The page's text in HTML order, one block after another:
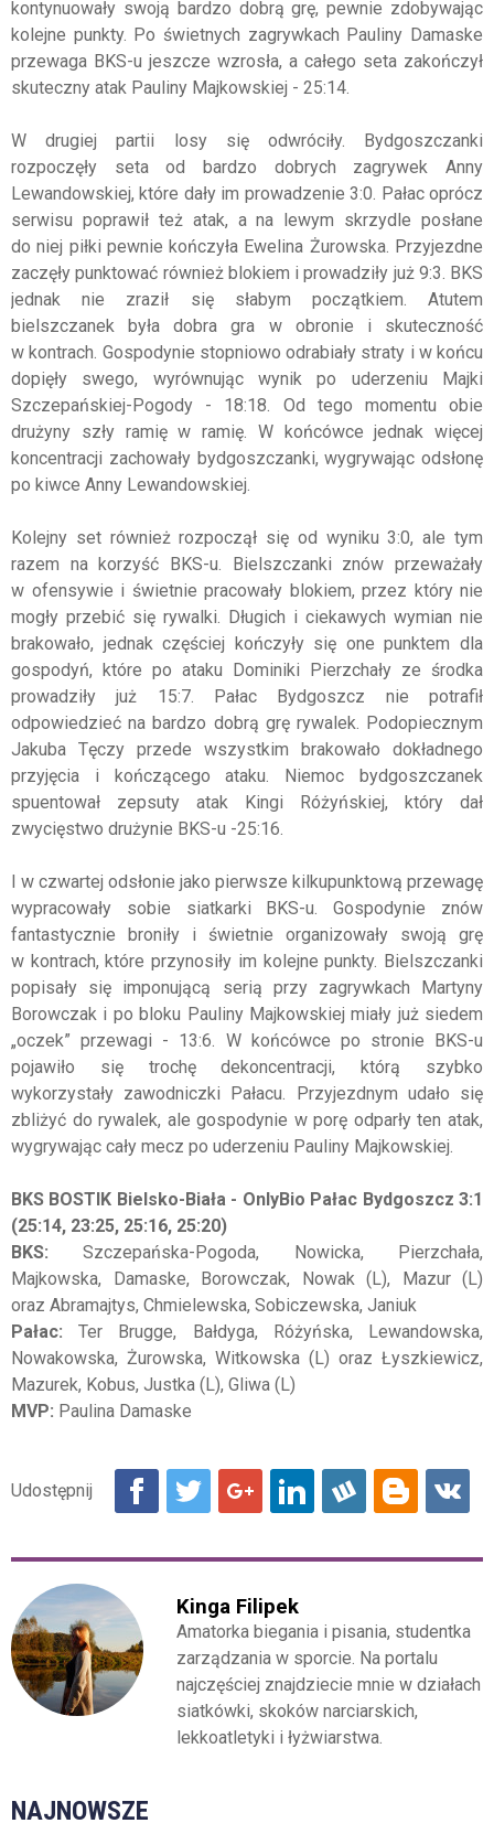
kontynuowały swoją bardzo dobrą grę, pewnie zdobywając
kolejne punkty. Po świetnych zagrywkach Pauliny Damaske
przewaga BKS-u jeszcze wzrosła, a całego seta zakończył
skuteczny atak Pauliny Majkowskiej - 25:14.
W drugiej partii losy się odwróciły. Bydgoszczanki
rozpoczęły seta od bardzo dobrych zagrywek Anny
Lewandowskiej, które dały im prowadzenie 3:0. Pałac oprócz
serwisu poprawił też atak, a na lewym skrzydle posłane
do niej piłki pewnie kończyła Ewelina Żurowska. Przyjezdne
zaczęły punktować również blokiem i prowadziły już 9:3. BKS
jednak nie zraził się słabym początkiem. Atutem
bielszczanek była dobra gra w obronie i skuteczność
w kontrach. Gospodynie stopniowo odrabiały straty i w końcu
dopięły swego, wyrównując wynik po uderzeniu Majki
Szczepańskiej-Pogody - 18:18. Od tego momentu obie
drużyny szły ramię w ramię. W końcówce jednak więcej
koncentracji zachowały bydgoszczanki, wygrywając odsłonę
po kiwce Anny Lewandowskiej.
Kolejny set również rozpoczął się od wyniku 3:0, ale tym
razem na korzyść BKS-u. Bielszczanki znów przeważały
w ofensywie i świetnie pracowały blokiem, przez który nie
mogły przebić się rywalki. Długich i ciekawych wymian nie
brakowało, jednak częściej kończyły się one punktem dla
gospodyń, które po ataku Dominiki Pierzchały ze środka
prowadziły już 15:7. Pałac Bydgoszcz nie potrafił
odpowiedzieć na bardzo dobrą grę rywalek. Podopiecznym
Jakuba Tęczy przede wszystkim brakowało dokładnego
przyjęcia i kończącego ataku. Niemoc bydgoszczanek
spuentował zepsuty atak Kingi Różyńskiej, który dał
zwycięstwo drużynie BKS-u -25:16.
I w czwartej odsłonie jako pierwsze kilkupunktową przewagę
wypracowały sobie siatkarki BKS-u. Gospodynie znów
fantastycznie broniły i świetnie organizowały swoją grę
w kontrach, które przynosiły im kolejne punkty. Bielszczanki
popisały się imponującą serią przy zagrywkach Martyny
Borowczak i po bloku Pauliny Majkowskiej miały już siedem
„oczek” przewagi - 13:6. W końcówce po stronie BKS-u
pojawiło się trochę dekoncentracji, którą szybko
wykorzystały zawodniczki Pałacu. Przyjezdnym udało się
zbliżyć do rywalek, ale gospodynie w porę odparły ten atak,
wygrywając cały mecz po uderzeniu Pauliny Majkowskiej.
BKS BOSTIK Bielsko-Biała - OnlyBio Pałac Bydgoszcz 3:1
(25:14, 23:25, 25:16, 25:20)
BKS: Szczepańska-Pogoda, Nowicka, Pierzchała,
Majkowska, Damaske, Borowczak, Nowak (L), Mazur (L)
oraz Abramajtys, Chmielewska, Sobiczewska, Janiuk
Pałac: Ter Brugge, Bałdyga, Różyńska, Lewandowska,
Nowakowska, Żurowska, Witkowska (L) oraz Łyszkiewicz,
Mazurek, Kobus, Justka (L), Gliwa (L)
MVP: Paulina Damaske
Kinga Filipek
Amatorka biegania i pisania, studentka
zarządzania w sporcie. Na portalu
najczęściej znajdziecie mnie w działach
siatkówki, skoków narciarskich,
lekkoatletyki i łyżwiarstwa.
NAJNOWSZE